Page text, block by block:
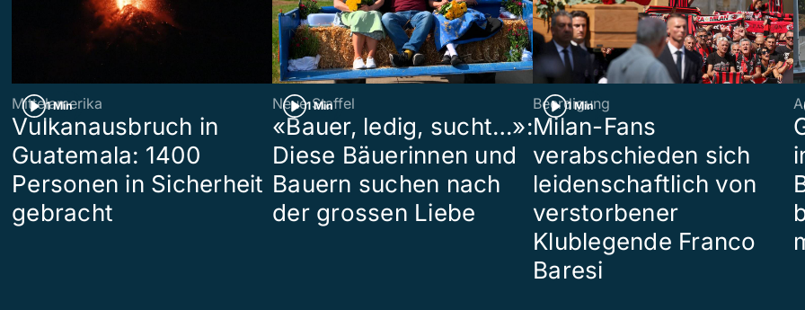
1 Min
Mittelamerika
Vulkanausbruch in
Guatemala: 1400
Personen in Sicherheit
gebracht
1 Min
Neue Staffel
«Bauer, ledig, sucht…»:
Diese Bäuerinnen und
Bauern suchen nach
der grossen Liebe
1 Min
Beerdigung
Milan-Fans
verabschieden sich
leidenschaftlich von
verstorbener
Klublegende Franco
Baresi